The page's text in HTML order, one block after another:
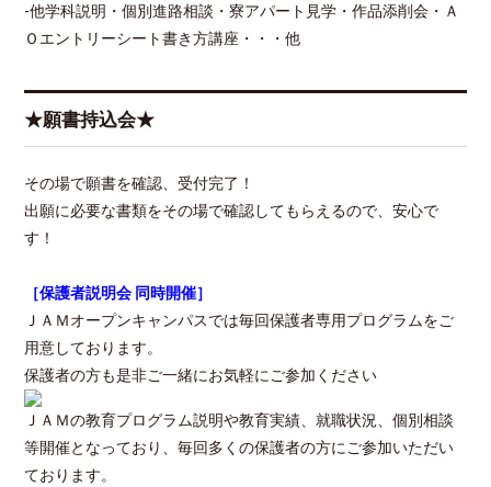
-他学科説明・個別進路相談・寮アパート見学・作品添削会・Ａ
Ｏエントリーシート書き方講座・・・他
★願書持込会★
その場で願書を確認、受付完了！
出願に必要な書類をその場で確認してもらえるので、安心で
す！
［保護者説明会 同時開催］
ＪＡＭオープンキャンパスでは毎回保護者専用プログラムをご
用意しております。
保護者の方も是非ご一緒にお気軽にご参加ください
ＪＡＭの教育プログラム説明や教育実績、就職状況、個別相談
等開催となっており、毎回多くの保護者の方にご参加いただい
ております。